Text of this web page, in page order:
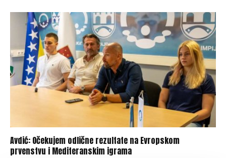
Avdić: Očekujem odlične rezultate na Evropskom
prvenstvu i Mediteranskim igrama